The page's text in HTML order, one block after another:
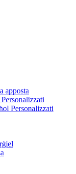
apposta
Personalizzati